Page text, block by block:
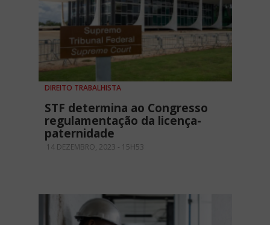
DIREITO TRABALHISTA
STF determina ao Congresso
regulamentação da licença-
paternidade
14 DEZEMBRO, 2023 - 15H53